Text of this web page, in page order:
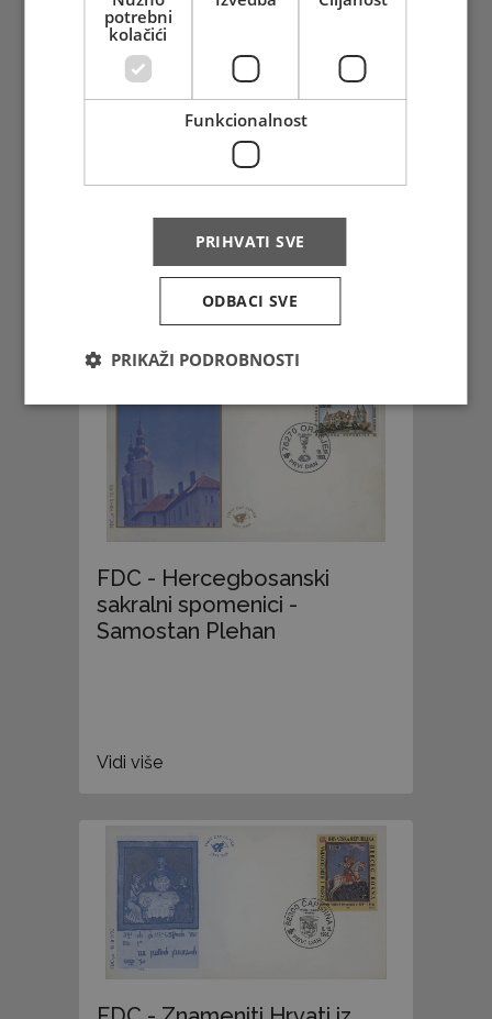
FDC - Proglašenje Hrvatske
Republike Herceg-Bosne
Vidi više
FDC - Hercegbosanski
sakralni spomenici -
Samostan Plehan
Vidi više
potrebni
kolačići
Funkcionalnost
PRIHVATI SVE
ODBACI SVE
PRIKAŽI PODROBNOSTI